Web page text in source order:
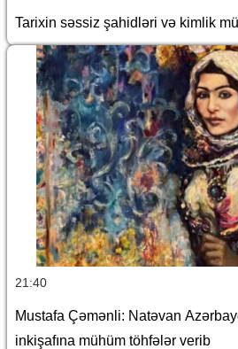
Tarixin səssiz şahidləri və kimlik
21:40
Mustafa Çəmənli: Natəvan
inkişafına mühüm töhfələr verib